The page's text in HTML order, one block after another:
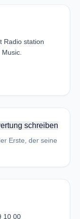
Radio station
schreiben
Erste, der seine
10 00